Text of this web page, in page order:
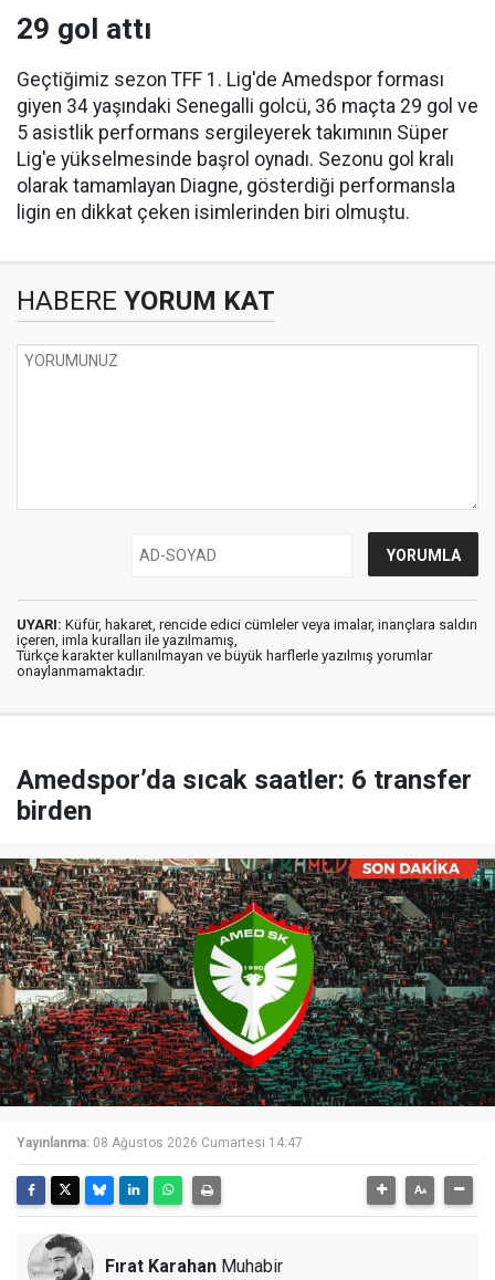
29 gol attı
Geçtiğimiz sezon TFF 1. Lig'de Amedspor forması
giyen 34 yaşındaki Senegalli golcü, 36 maçta 29 gol ve
5 asistlik performans sergileyerek takımının Süper
Lig'e yükselmesinde başrol oynadı. Sezonu gol kralı
olarak tamamlayan Diagne, gösterdiği performansla
ligin en dikkat çeken isimlerinden biri olmuştu.
HABERE YORUM KAT
UYARI: Küfür, hakaret, rencide edici cümleler veya imalar, inançlara saldırı
içeren, imla kuralları ile yazılmamış,
Türkçe karakter kullanılmayan ve büyük harflerle yazılmış yorumlar
onaylanmamaktadır.
Amedspor’da sıcak saatler: 6 transfer
birden
Yayınlanma: 08 Ağustos 2026 Cumartesi 14:47
Fırat Karahan Muhabir